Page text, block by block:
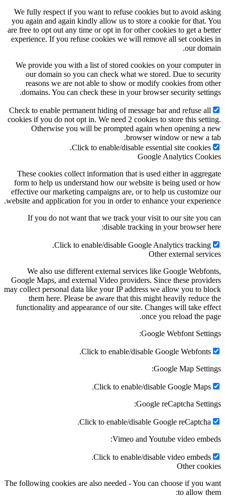
We fully respect if you want to refuse cookies but to avoid asking
you again and again kindly allow us to store a cookie for that. You
are free to opt out any time or opt in for other cookies to get a better
experience. If you refuse cookies we will remove all set cookies in
our domain.
We provide you with a list of stored cookies on your computer in
our domain so you can check what we stored. Due to security
reasons we are not able to show or modify cookies from other
domains. You can check these in your browser security settings.
Check to enable permanent hiding of message bar and refuse all
cookies if you do not opt in. We need 2 cookies to store this setting.
Otherwise you will be prompted again when opening a new
browser window or new a tab.
Click to enable/disable essential site cookies.
Google Analytics Cookies
These cookies collect information that is used either in aggregate
form to help us understand how our website is being used or how
effective our marketing campaigns are, or to help us customize our
website and application for you in order to enhance your experience.
If you do not want that we track your visit to our site you can
disable tracking in your browser here:
Click to enable/disable Google Analytics tracking.
Other external services
We also use different external services like Google Webfonts,
Google Maps, and external Video providers. Since these providers
may collect personal data like your IP address we allow you to block
them here. Please be aware that this might heavily reduce the
functionality and appearance of our site. Changes will take effect
once you reload the page.
Google Webfont Settings:
Click to enable/disable Google Webfonts.
Google Map Settings:
Click to enable/disable Google Maps.
Google reCaptcha Settings:
Click to enable/disable Google reCaptcha.
Vimeo and Youtube video embeds:
Click to enable/disable video embeds.
Other cookies
The following cookies are also needed - You can choose if you want
to allow them: